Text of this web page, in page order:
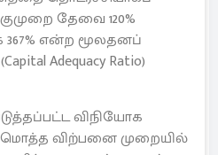
தேவை 120%
என்ற மூலதனப்
Adequacy Ratio)
விநியோக
விற்பனை முறையில்